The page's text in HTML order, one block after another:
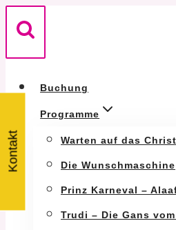
Zum
Inhalt
Buchung
Programme
Warten auf das
Die Wunschmaschine
Prinz Karneval –
Trudi – Die Gans
Kontakt